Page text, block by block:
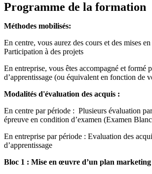
Programme de la formation
Méthodes mobilisés:
En centre, vous aurez des cours et des mises
Participation à des projets
En entreprise, vous êtes accompagné et formé
d’apprentissage (ou équivalent en fonction de
Modalités d'évaluation des acquis :
En centre par période : Plusieurs évaluation
épreuve en condition d’examen (Examen
En entreprise par période : Evaluation des
d’apprentissage
Bloc 1 : Mise en œuvre d’un plan